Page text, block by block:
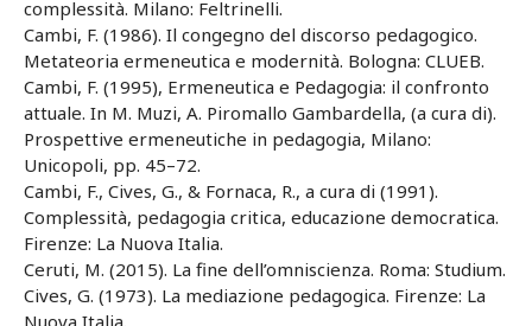
complessità. Milano: Feltrinelli.
Cambi, F. (1986). Il congegno del discorso pedagogico.
Metateoria ermeneutica e modernità. Bologna: CLUEB.
Cambi, F. (1995), Ermeneutica e Pedagogia: il confronto
attuale. In M. Muzi, A. Piromallo Gambardella, (a cura di).
Prospettive ermeneutiche in pedagogia, Milano:
Unicopoli, pp. 45–72.
Cambi, F., Cives, G., & Fornaca, R., a cura di (1991).
Complessità, pedagogia critica, educazione democratica.
Firenze: La Nuova Italia.
Ceruti, M. (2015). La fine dell’omniscienza. Roma: Studium.
Cives, G. (1973). La mediazione pedagogica. Firenze: La
Nuova Italia.